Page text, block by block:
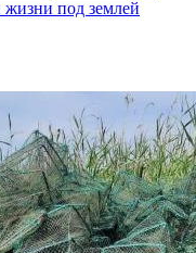
жизни под землей